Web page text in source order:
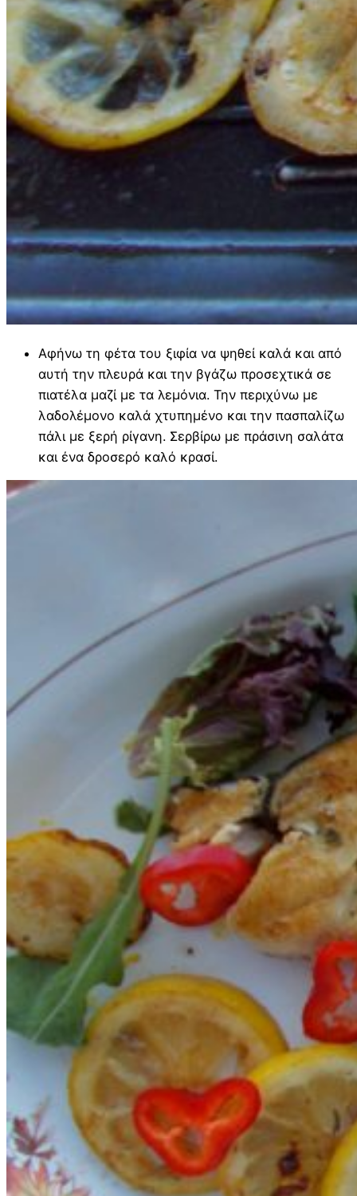
Αφήνω τη φέτα του ξιφία να ψηθεί καλά και από
αυτή την πλευρά και την βγάζω προσεχτικά σε
πιατέλα μαζί με τα λεμόνια. Την περιχύνω με
λαδολέμονο καλά χτυπημένο και την πασπαλίζω
πάλι με ξερή ρίγανη. Σερβίρω με πράσινη σαλάτα
και ένα δροσερό καλό κρασί.